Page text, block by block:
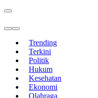
Trending
Terkini
Politik
Hukum
Kesehatan
Ekonomi
Olahraga